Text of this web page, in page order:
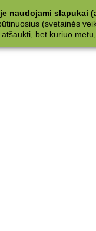
naudojami slapukai
(svetainės
atšaukti, bet kuriuo